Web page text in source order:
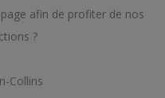
afin de profiter de nos
?
Collins